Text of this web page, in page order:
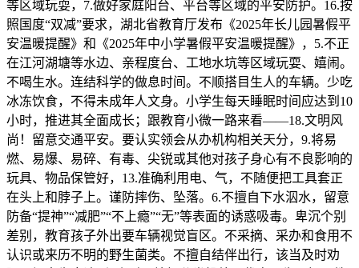
等区域玩耍，7.做好家庭阳台、平台等区域的平安防护。16.按
照国度“双减”要求，湖北省教育厅发布《2025年长儿园暑假平
安温暖提醒》和《2025年中小学暑假平安温暖提醒》，5.不正
在江河湖塘等水边、亲程度台、工地水坑等区域玩耍、嬉闹。
不喝生水。连结科学的做息时间。不顺搭目生人的车辆。少吃
冰冻饮食，不得未成年人文身。小学生每天睡眠时间应达到10
小时，推进其全面成长；跟教育小微一路来看——18.文明风
尚！留意交通平安。要认实领会从办机构相关天分，9.将易
燃、易爆、易碎、有毒、尖锐或其他对孩子身心有不良影响的
玩具、物品保管好，13.准确利用电、气，不随便把工具套正
在头上和脖子上。谨防摔伤、坠落。6.不擅自下水泅水，留意
防备“提神”“减肥”“不上瘾”“无”等表面的诱惑吸毒。卑沉个别
差别，教育孩子外出要车辆视觉盲区。不采摘、采办和食用不
认识或来历不明的野生菌类。不擅自结伴出行，该当及时劝